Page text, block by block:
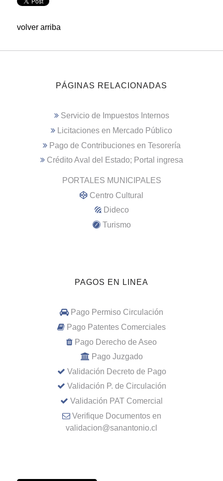
volver arriba
PÁGINAS RELACIONADAS
Servicio de Impuestos Internos
Licitaciones en Mercado Público
Pago de Contribuciones en Tesorería
Crédito Aval del Estado; Portal ingresa
PORTALES MUNICIPALES
Centro Cultural
Dideco
Turismo
PAGOS EN LINEA
Pago Permiso Circulación
Pago Patentes Comerciales
Pago Derecho de Aseo
Pago Juzgado
Validación Decreto de Pago
Validación P. de Circulación
Validación PAT Comercial
Verifique Documentos en
validacion@sanantonio.cl